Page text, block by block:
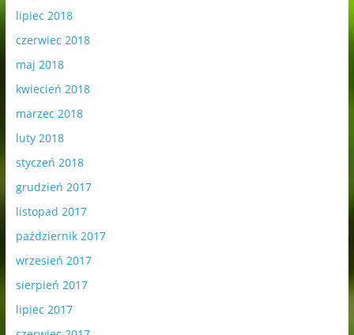
lipiec 2018
czerwiec 2018
maj 2018
kwiecień 2018
marzec 2018
luty 2018
styczeń 2018
grudzień 2017
listopad 2017
październik 2017
wrzesień 2017
sierpień 2017
lipiec 2017